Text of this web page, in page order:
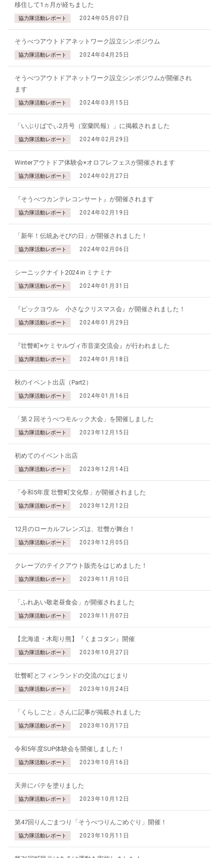
移住して1ヵ月が経ちました
協力隊活動レポート 2024年05月07日
そうべつアウトドアネットワーク設立シンポジウム
協力隊活動レポート 2024年04月25日
そうべつアウトドアネットワーク設立シンポジウムが開催され
ます
協力隊活動レポート 2024年03月15日
「いぶりばでぃ2月号（室蘭民報）」に掲載されました
協力隊活動レポート 2024年02月29日
Winterアウトドア体験会×オロフレフェスが開催されます
協力隊活動レポート 2024年02月27日
『そうべつカンテレコンサート』が開催されます
協力隊活動レポート 2024年02月19日
「新年！伝統あそびの日」が開催されました！
協力隊活動レポート 2024年02月06日
シーニックナイト2024 in ミナミナ
協力隊活動レポート 2024年01月31日
『ピックヨウル 小さなクリスマス会』が開催されました！
協力隊活動レポート 2024年01月29日
『壮瞥町×ケミヤルヴィ市音楽交流会』が行われました
協力隊活動レポート 2024年01月18日
秋のイベント出店（Part2）
協力隊活動レポート 2024年01月16日
「第２回そうべつモルック大会」を開催しました
協力隊活動レポート 2023年12月15日
初めてのイベント出店
協力隊活動レポート 2023年12月14日
「令和5年度 壮瞥町文化祭」が開催されました
協力隊活動レポート 2023年12月12日
12月のローカルフレンズは、壮瞥が舞台！
協力隊活動レポート 2023年12月05日
クレープのテイクアウト販売をはじめました！
協力隊活動レポート 2023年11月10日
「ふれあい敬老昼食会」が開催されました
協力隊活動レポート 2023年11月07日
【北海道・木彫り熊】『くまコタン』開催
協力隊活動レポート 2023年10月27日
壮瞥町とフィンランドの交流のはじまり
協力隊活動レポート 2023年10月24日
「くらしごと」さんに記事が掲載されました
協力隊活動レポート 2023年10月17日
令和5年度SUP体験会を開催しました！
協力隊活動レポート 2023年10月16日
天井にパテを塗りました
協力隊活動レポート 2023年10月12日
第47回りんごまつり「そうべつりんごめぐり」開催！
協力隊活動レポート 2023年10月11日